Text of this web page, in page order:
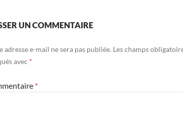
UN COMMENTAIRE
adresse e-mail ne sera pas publiée. Les champs
avec *
*